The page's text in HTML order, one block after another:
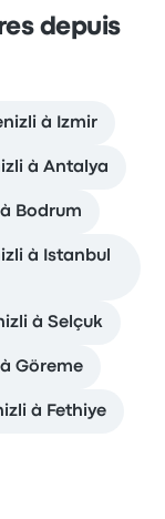
depuis
à Izmir
à Antalya
Bodrum
à Istanbul
à Selçuk
Göreme
à Fethiye